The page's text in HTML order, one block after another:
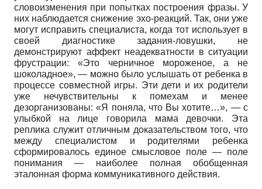
словоизменения при попытках построения фразы. У
них наблюдается снижение эхо-реакций. Так, они уже
могут исправить специалиста, когда тот использует в
своей диагностике задания-ловушки, не
демонстрируют аффект неадекватности в ситуации
фрустрации: «Это черничное мороженое, а не
шоколадное», — можно было услышать от ребенка в
процессе совместной игры. Эти дети и их родители
уже нечувствительны к помехам и менее
дезорганизованы: «Я поняла, что Вы хотите…», — с
улыбкой на лице говорила мама девочки. Эта
реплика служит отличным доказательством того, что
между специалистом и родителями ребенка
сформировалось единое смысловое поле — поле
понимания — наиболее полная обобщенная
эталонная форма коммуникативного действия.